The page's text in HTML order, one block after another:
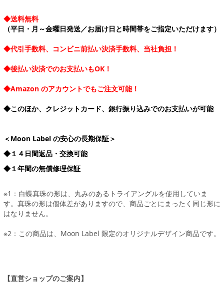
◆送料無料
（平日・月～金曜日発送／お届け日と時間帯をご指定いただけます）
◆代引手数料、コンビニ前払い決済手数料、当社負担！
◆後払い決済でのお支払いもOK！
◆Amazon のアカウントでもご注文可能！
◆このほか、クレジットカード、銀行振り込みでのお支払いが可能
＜Moon Label の安心の長期保証＞
◆１４日間返品・交換可能
◆１年間の無償修理保証
※1：白蝶真珠の形は、丸みのあるトライアングルを使用していま
す。真珠の形は個体差がありますので、商品ごとにまったく同じ形に
はなりません。
※2：この商品は、Moon Label 限定のオリジナルデザイン商品です。
【直営ショップのご案内】